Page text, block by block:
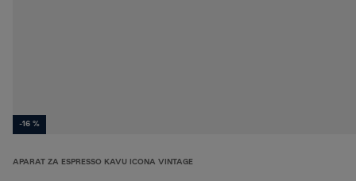
-16 %
APARAT ZA ESPRESSO KAVU ICONA VINTAGE